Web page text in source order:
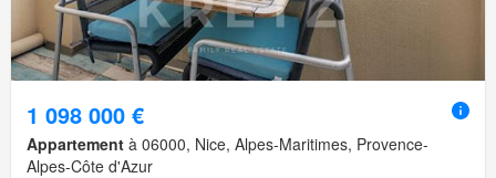
1 098 000 €
Appartement à 06000, Nice, Alpes-Maritimes, Provence-
Alpes-Côte d'Azur